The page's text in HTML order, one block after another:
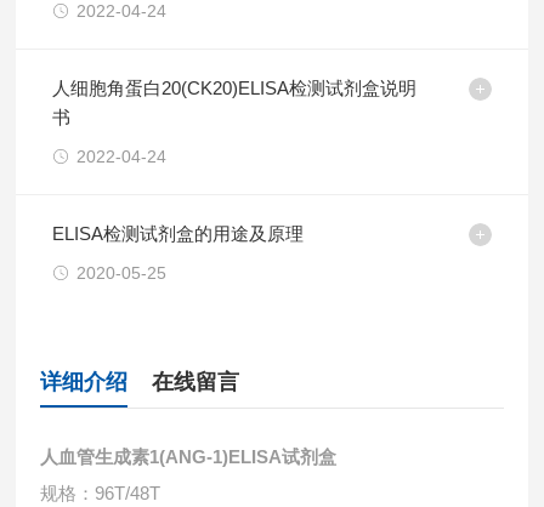
2022-04-24
人细胞角蛋白20(CK20)ELISA检测试剂盒说明
书
2022-04-24
ELISA检测试剂盒的用途及原理
2020-05-25
详细介绍 在线留言
人血管生成素1(ANG-1)ELISA试剂盒
规格：96T/48T